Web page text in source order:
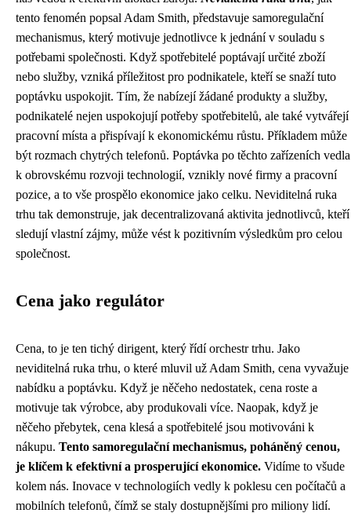
tento fenomén popsal Adam Smith, představuje samoregulační
mechanismus, který motivuje jednotlivce k jednání v souladu s
potřebami společnosti. Když spotřebitelé poptávají určité zboží
nebo služby, vzniká příležitost pro podnikatele, kteří se snaží tuto
poptávku uspokojit. Tím, že nabízejí žádané produkty a služby,
podnikatelé nejen uspokojují potřeby spotřebitelů, ale také vytvářejí
pracovní místa a přispívají k ekonomickému růstu. Příkladem může
být rozmach chytrých telefonů. Poptávka po těchto zařízeních vedla
k obrovskému rozvoji technologií, vznikly nové firmy a pracovní
pozice, a to vše prospělo ekonomice jako celku. Neviditelná ruka
trhu tak demonstruje, jak decentralizovaná aktivita jednotlivců, kteří
sledují vlastní zájmy, může vést k pozitivním výsledkům pro celou
společnost.
Cena jako regulátor
Cena, to je ten tichý dirigent, který řídí orchestr trhu. Jako
neviditelná ruka trhu, o které mluvil už Adam Smith, cena vyvažuje
nabídku a poptávku. Když je něčeho nedostatek, cena roste a
motivuje tak výrobce, aby produkovali více. Naopak, když je
něčeho přebytek, cena klesá a spotřebitelé jsou motivováni k
nákupu. Tento samoregulační mechanismus, poháněný cenou,
je klíčem k efektivní a prosperující ekonomice. Vidíme to všude
kolem nás. Inovace v technologiích vedly k poklesu cen počítačů a
mobilních telefonů, čímž se staly dostupnějšími pro miliony lidí.